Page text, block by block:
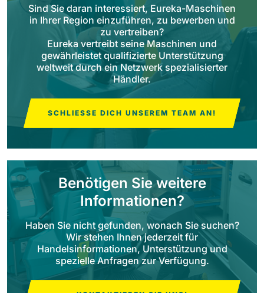
E81
810 mm 3645 m²/h
Aufsitz-Scheuersaugmaschinen
Alle anzeigen
E65
650 mm 3900 m²/h
E75
760 mm 4560 m²/h
E83
830 mm 4980 m²/h
1570 mm 18840 m²/h
Bull 200
2100 mm 29400 m²/h
Sind Sie daran interessiert, Eureka-Maschinen
in Ihrer Region einzuführen, zu bewerben und
zu vertreiben?
Eureka vertreibt seine Maschinen und
gewährleistet qualifizierte Unterstützung
weltweit durch ein Netzwerk spezialisierter
Händler.
SCHLIESSE DICH UNSEREM TEAM AN!
Benötigen Sie weitere
Informationen?
Haben Sie nicht gefunden, wonach Sie suchen?
Wir stehen Ihnen jederzeit für
Handelsinformationen, Unterstützung und
spezielle Anfragen zur Verfügung.